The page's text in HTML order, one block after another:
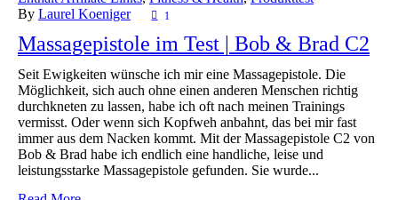
By Laurel Koeniger 1
Massagepistole im Test | Bob & Brad C2
Seit Ewigkeiten wünsche ich mir eine Massagepistole. Die
Möglichkeit, sich auch ohne einen anderen Menschen richtig
durchkneten zu lassen, habe ich oft nach meinen Trainings
vermisst. Oder wenn sich Kopfweh anbahnt, das bei mir fast
immer aus dem Nacken kommt. Mit der Massagepistole C2 von
Bob & Brad habe ich endlich eine handliche, leise und
leistungsstarke Massagepistole gefunden. Sie wurde...